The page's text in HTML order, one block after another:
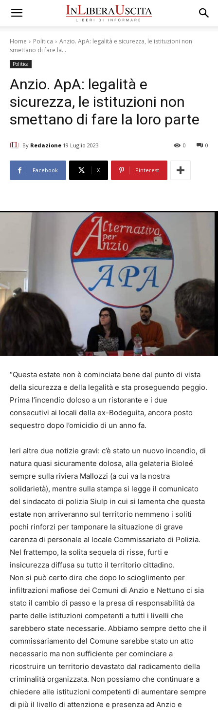
Home Politica
Anzio. ApA: legalità e sicurezza, le istituzioni non
smettano di fare la...
Politica
Anzio. ApA: legalità e
sicurezza, le istituzioni non
smettano di fare la loro parte
By Redazione 19 Luglio 2023 0
0
Facebook X Pinterest
“Questa estate non è cominciata bene dal punto di vista
della sicurezza e della legalità e sta proseguendo peggio.
Prima l’incendio doloso a un ristorante e i due
consecutivi ai locali della ex-Bodeguita, ancora posto
sequestro dopo l’omicidio di un anno fa.
Ieri altre due notizie gravi: c’è stato un nuovo incendio, di
natura quasi sicuramente dolosa, alla gelateria Bioleé
sempre sulla riviera Mallozzi (a cui va la nostra
solidarietà), mentre sulla stampa si legge il comunicato
del sindacato di polizia Siulp in cui si lamenta che questa
estate non arriveranno sul territorio nemmeno i soliti
pochi rinforzi per tamponare la situazione di grave
carenza di personale al locale Commissariato di Polizia.
Nel frattempo, la solita sequela di risse, furti e
insicurezza diffusa su tutto il territorio cittadino.
Non si può certo dire che dopo lo scioglimento per
infiltrazioni mafiose dei Comuni di Anzio e Nettuno ci sia
stato il cambio di passo e la presa di responsabilità da
parte delle istituzioni competenti a tutti i livelli che
sarebbero state necessarie. Abbiamo sempre detto che il
commissariamento del Comune sarebbe stato un atto
necessario ma non sufficiente per cominciare a
ricostruire un territorio devastato dal radicamento della
criminalità organizzata. Non possiamo che continuare a
chiedere alle istituzioni competenti di aumentare sempre
di più il livello di attenzione e presenza ad Anzio e